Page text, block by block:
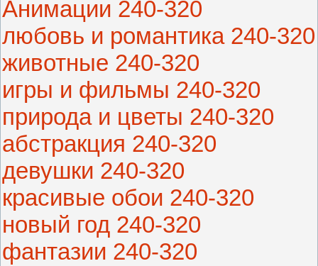
Анимации 240-320
любовь и романтика 240-320
животные 240-320
игры и фильмы 240-320
природа и цветы 240-320
абстракция 240-320
девушки 240-320
красивые обои 240-320
новый год 240-320
фантазии 240-320